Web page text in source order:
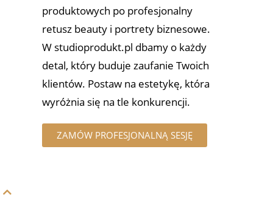
produktowych po profesjonalny
retusz beauty i portrety biznesowe.
W studioprodukt.pl dbamy o każdy
detal, który buduje zaufanie Twoich
klientów. Postaw na estetykę, która
wyróżnia się na tle konkurencji.
ZAMÓW PROFESJONALNĄ SESJĘ